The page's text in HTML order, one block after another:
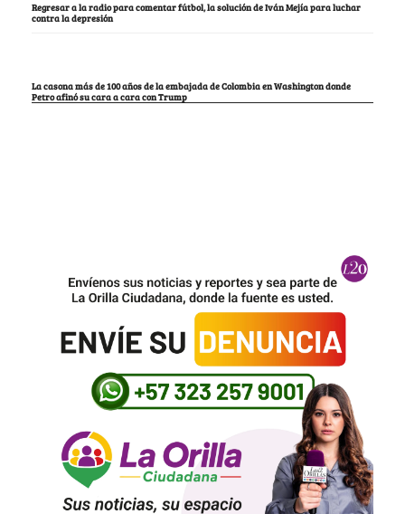
Regresar a la radio para comentar fútbol, la solución de Iván Mejía para luchar
contra la depresión
La casona más de 100 años de la embajada de Colombia en Washington donde
Petro afinó su cara a cara con Trump